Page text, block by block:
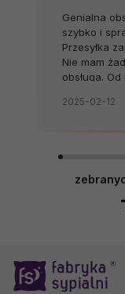
Genialna
szybko i
Przesyłka
Nie mam
obsługa.
czas, bez
2025-02-12